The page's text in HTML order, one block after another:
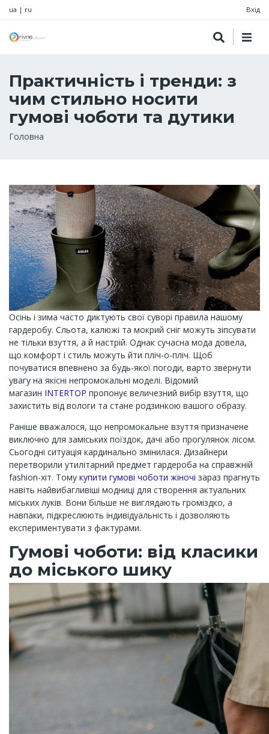
ua | ru Вхід
Практичність і тренди: з
чим стильно носити
гумові чоботи та дутики
Рядок
Головна
Осінь і зима часто диктують свої суворі правила нашому
гардеробу. Сльота, калюжі та мокрий сніг можуть зіпсувати
не тільки взуття, а й настрій. Однак сучасна мода довела,
що комфорт і стиль можуть йти пліч-о-пліч. Щоб
почуватися впевнено за будь-якої погоди, варто звернути
увагу на якісні непромокальні моделі. Відомий
магазин INTERTOP пропонує величезний вибір взуття, що
захистить від вологи та стане родзинкою вашого образу.
Раніше вважалося, що непромокальне взуття призначене
виключно для заміських поїздок, дачі або прогулянок лісом.
Сьогодні ситуація кардинально змінилася. Дизайнери
перетворили утилітарний предмет гардероба на справжній
fashion-хіт. Тому купити гумові чоботи жіночі зараз прагнуть
навіть найвибагливіші модниці для створення актуальних
міських луків. Вони більше не виглядають громіздко, а
навпаки, підкреслюють індивідуальність і дозволяють
експериментувати з фактурами.
Гумові чоботи: від класики
до міського шику